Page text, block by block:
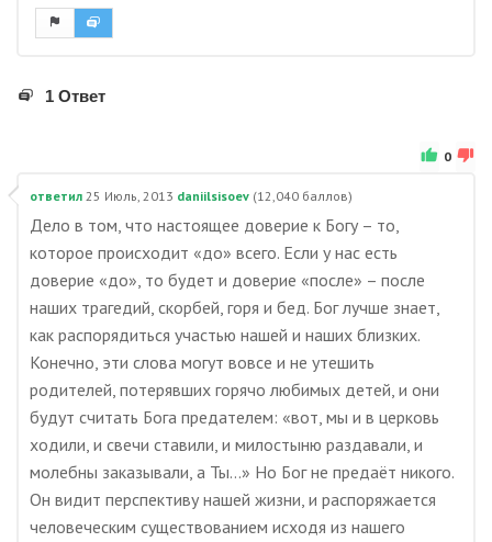
1 Ответ
0
ответил 25 Июль, 2013 daniilsisoev (12,040 баллов)
Дело в том, что настоящее доверие к Богу – то,
которое происходит «до» всего. Если у нас есть
доверие «до», то будет и доверие «после» – после
наших трагедий, скорбей, горя и бед. Бог лучше знает,
как распорядиться участью нашей и наших близких.
Конечно, эти слова могут вовсе и не утешить
родителей, потерявших горячо любимых детей, и они
будут считать Бога предателем: «вот, мы и в церковь
ходили, и свечи ставили, и милостыню раздавали, и
молебны заказывали, а Ты…» Но Бог не предаёт никого.
Он видит перспективу нашей жизни, и распоряжается
человеческим существованием исходя из нашего